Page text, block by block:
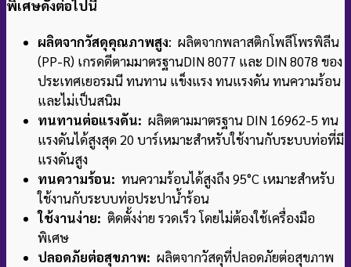
พิเศษดังต่อไปนี้
ผลิตจากวัสดุคุณภาพสูง: ผลิตจากพลาสติกโพลีโพรพิลีน
(PP-R) เกรดดีตามมาตรฐานDIN 8077 และ DIN 8078 ของ
ประเทศเยอรมนี ทนทาน แข็งแรง ทนแรงดัน ทนความร้อน
และไม่เป็นสนิม
ทนทานต่อแรงดัน: ผลิตตามมาตรฐาน DIN 16962-5 ทน
แรงดันได้สูงสุด 20 บาร์เหมาะสำหรับใช้งานกับระบบท่อที่มี
แรงดันสูง
ทนความร้อน: ทนความร้อนได้สูงถึง 95°C เหมาะสำหรับ
ใช้งานกับระบบท่อประปาน้ำร้อน
ใช้งานง่าย: ติดตั้งง่าย รวดเร็ว โดยไม่ต้องใช้เครื่องมือ
พิเศษ
ปลอดภัยต่อสุขภาพ: ผลิตจากวัสดุที่ปลอดภัยต่อสุขภาพ